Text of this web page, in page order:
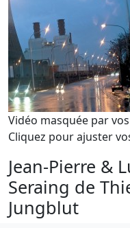
Vidéo masquée par
Cliquez pour ajuster
Jean-Pierre &
Seraing de
Jungblut